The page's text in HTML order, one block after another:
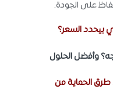
على الجودة.
بيحدد السعر؟
وأفضل الحلول
طرق الحماية من